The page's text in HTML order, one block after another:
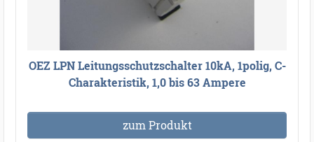
OEZ LPN Leitungsschutzschalter 10kA, 1polig, C-
Charakteristik, 1,0 bis 63 Ampere
zum Produkt